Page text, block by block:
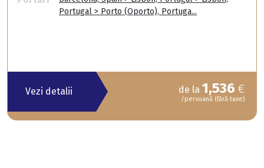
Portugal > Porto (Oporto), Portuga...
Vezi detalii de la 1,536 €
/persoană (fără taxe)